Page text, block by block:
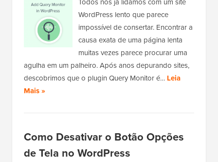
WordPress lento que parece
impossível de consertar. Encontrar a
causa exata de uma página lenta
muitas vezes parece procurar uma
agulha em um palheiro. Após anos depurando sites,
descobrimos que o plugin Query Monitor é… Leia
Mais »
Como Desativar o Botão Opções
de Tela no WordPress